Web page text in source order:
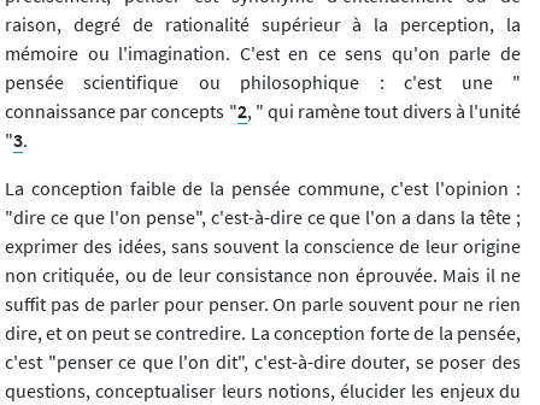
raison, degré de rationalité supérieur à la perception, la
mémoire ou l'imagination. C'est en ce sens qu'on parle de
pensée scientifique ou philosophique : c'est une "
connaissance par concepts "2, " qui ramène tout divers à l'unité
"3.
La conception faible de la pensée commune, c'est l'opinion :
"dire ce que l'on pense", c'est-à-dire ce que l'on a dans la tête ;
exprimer des idées, sans souvent la conscience de leur origine
non critiquée, ou de leur consistance non éprouvée. Mais il ne
suffit pas de parler pour penser. On parle souvent pour ne rien
dire, et on peut se contredire. La conception forte de la pensée,
c'est "penser ce que l'on dit", c'est-à-dire douter, se poser des
questions, conceptualiser leurs notions, élucider les enjeux du